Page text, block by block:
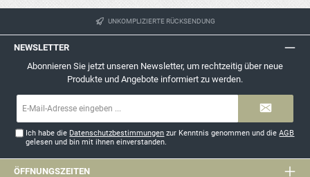
UNKOMPLIZIERTE RÜCKSENDUNG
NEWSLETTER
Abonnieren Sie jetzt unseren Newsletter, um rechtzeitig über neue
Produkte und Angebote informiert zu werden.
Ich habe die Datenschutzbestimmungen zur Kenntnis genommen und dieAGB
gelesen und bin mit ihnen einverstanden.
ÖFFNUNGSZEITEN